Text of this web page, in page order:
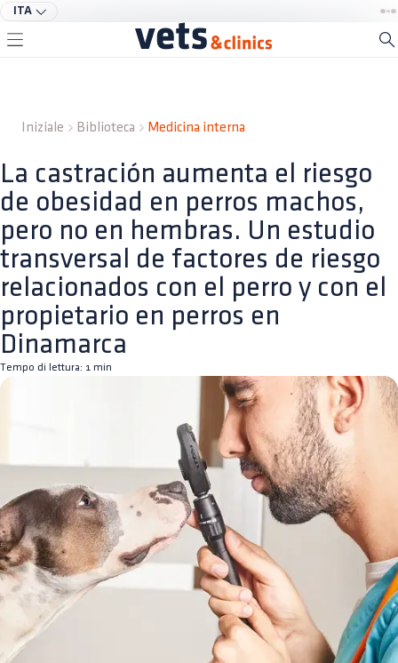
ITA
Iniziale Biblioteca Medicina interna
La castración aumenta el riesgo
de obesidad en perros machos,
pero no en hembras. Un estudio
transversal de factores de riesgo
relacionados con el perro y con el
propietario en perros en
Dinamarca
Tempo di lettura: 1 min